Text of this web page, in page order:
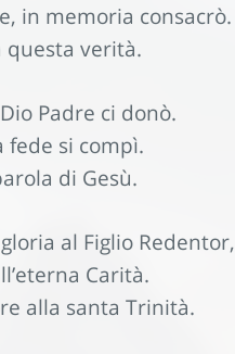
in memoria consacrò.
questa verità.
Padre ci donò.
si compì.
di Gesù.
al Figlio Redentor,
Carità.
alla santa Trinità.